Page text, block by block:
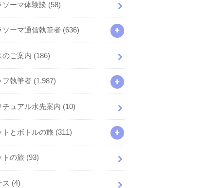
ソーマ体験談 (58)
ソーマ通信執筆者 (636)
のご案内 (186)
フ執筆者 (1,987)
チュアル水先案内 (10)
トとボトルの旅 (311)
トの旅 (93)
ス (4)